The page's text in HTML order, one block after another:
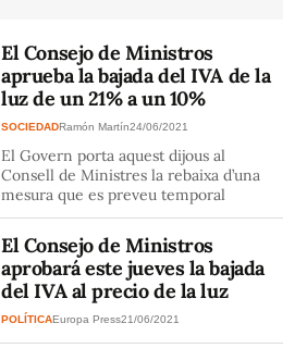
El Consejo de Ministros
aprueba la bajada del IVA de la
luz de un 21% a un 10%
SOCIEDADRamón Martín24/06/2021
El Govern porta aquest dijous al
Consell de Ministres la rebaixa d’una
mesura que es preveu temporal
El Consejo de Ministros
aprobará este jueves la bajada
del IVA al precio de la luz
POLÍTICAEuropa Press21/06/2021